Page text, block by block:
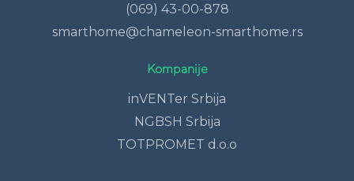
(069) 43-00-878
smarthome@chameleon-smarthome.rs
Kompanije
inVENTer Srbija
NGBSH Srbija
TOTPROMET d.o.o